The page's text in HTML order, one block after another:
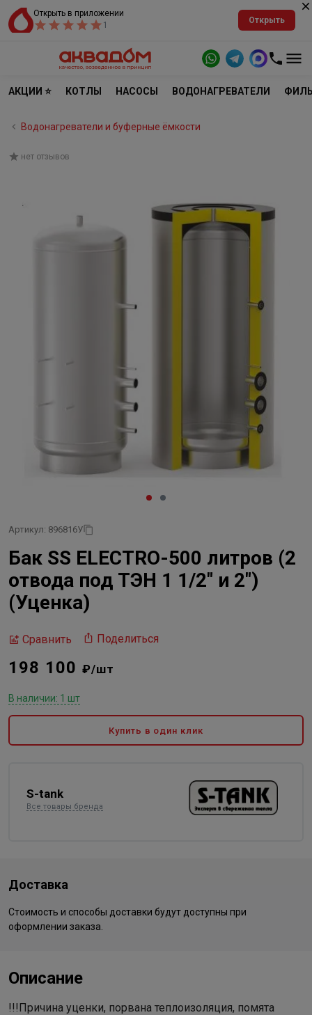
Открыть в приложении
1
Открыть
АКЦИИ ⭐ КОТЛЫ НАСОСЫ ВОДОНАГРЕВАТЕЛИ
Водонагреватели и буферные ёмкости
нет отзывов
Артикул: 896816У
Бак SS ELECTRO-500 литров (2
отвода под ТЭН 1 1/2" и 2")
(Уценка)
Сравнить Поделиться
198 100 ₽/шт
В наличии: 1 шт
Купить в один клик
S-tank
Все товары бренда
Доставка
Стоимость и способы доставки будут доступны при
оформлении заказа.
Описание
!!!Причина уценки, порвана теплоизоляция, помята